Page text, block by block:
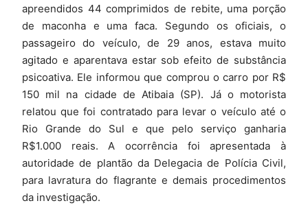
apreendidos 44 comprimidos de rebite, uma porção
de maconha e uma faca. Segundo os oficiais, o
passageiro do veículo, de 29 anos, estava muito
agitado e aparentava estar sob efeito de substância
psicoativa. Ele informou que comprou o carro por R$
150 mil na cidade de Atibaia (SP). Já o motorista
relatou que foi contratado para levar o veículo até o
Rio Grande do Sul e que pelo serviço ganharia
R$1.000 reais. A ocorrência foi apresentada à
autoridade de plantão da Delegacia de Polícia Civil,
para lavratura do flagrante e demais procedimentos
da investigação.